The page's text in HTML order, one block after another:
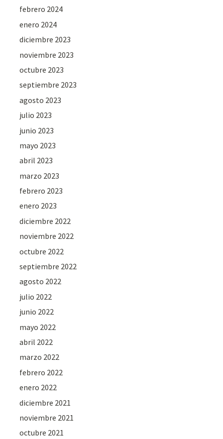
febrero 2024
enero 2024
diciembre 2023
noviembre 2023
octubre 2023
septiembre 2023
agosto 2023
julio 2023
junio 2023
mayo 2023
abril 2023
marzo 2023
febrero 2023
enero 2023
diciembre 2022
noviembre 2022
octubre 2022
septiembre 2022
agosto 2022
julio 2022
junio 2022
mayo 2022
abril 2022
marzo 2022
febrero 2022
enero 2022
diciembre 2021
noviembre 2021
octubre 2021